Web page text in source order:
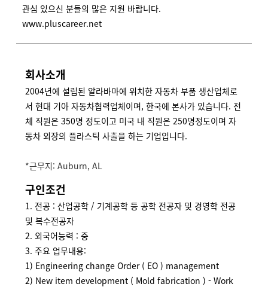
관심 있으신 분들의 많은 지원 바랍니다.
www.pluscareer.net
회사소개
2004년에 설립된 알라바마에 위치한 자동차 부품 생산업체로
서 현대 기아 자동차협력업체이며, 한국에 본사가 있습니다. 전
체 직원은 350명 정도이고 미국 내 직원은 250명정도이며 자
동차 외장의 플라스틱 사출을 하는 기업입니다.
*근무지: Auburn, AL
구인조건
1. 전공 : 산업공학 / 기계공학 등 공학 전공자 및 경영학 전공
및 복수전공자
2. 외국어능력 : 중
3. 주요 업무내용:
1) Engineering change Order ( EO ) management
2) New item development ( Mold fabrication ) - Work